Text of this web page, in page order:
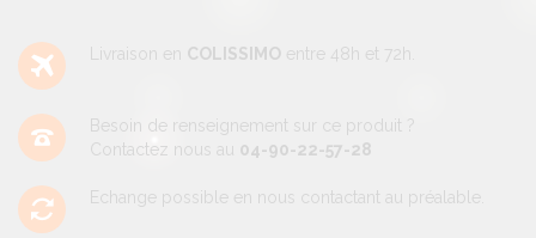
Livraison en COLISSIMO entre 48h et 72h.
Besoin de renseignement sur ce produit ?
Contactez nous au 04-90-22-57-28
Echange possible en nous contactant au préalable.